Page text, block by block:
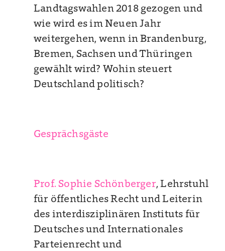
Landtagswahlen 2018 gezogen und
wie wird es im Neuen Jahr
weitergehen, wenn in Brandenburg,
Bremen, Sachsen und Thüringen
gewählt wird? Wohin steuert
Deutschland politisch?
Gesprächsgäste
Prof. Sophie Schönberger, Lehrstuhl
für öffentliches Recht und Leiterin
des interdisziplinären Instituts für
Deutsches und Internationales
Parteienrecht und